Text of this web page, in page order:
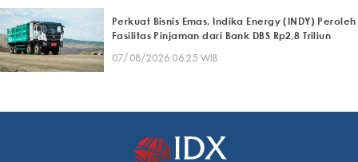
Perkuat Bisnis Emas, Indika Energy (INDY) Peroleh
Fasilitas Pinjaman dari Bank DBS Rp2,8 Triliun
07/08/2026 06:25 WIB